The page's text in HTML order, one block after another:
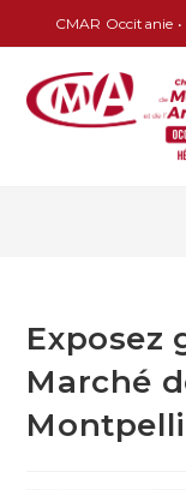
CMAR Occitanie •
Exposez
Marché